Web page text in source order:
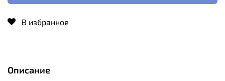
В избранное
Описание